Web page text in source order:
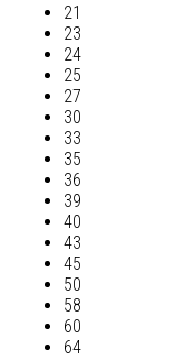
21
23
24
25
27
30
33
35
36
39
40
43
45
50
58
60
64